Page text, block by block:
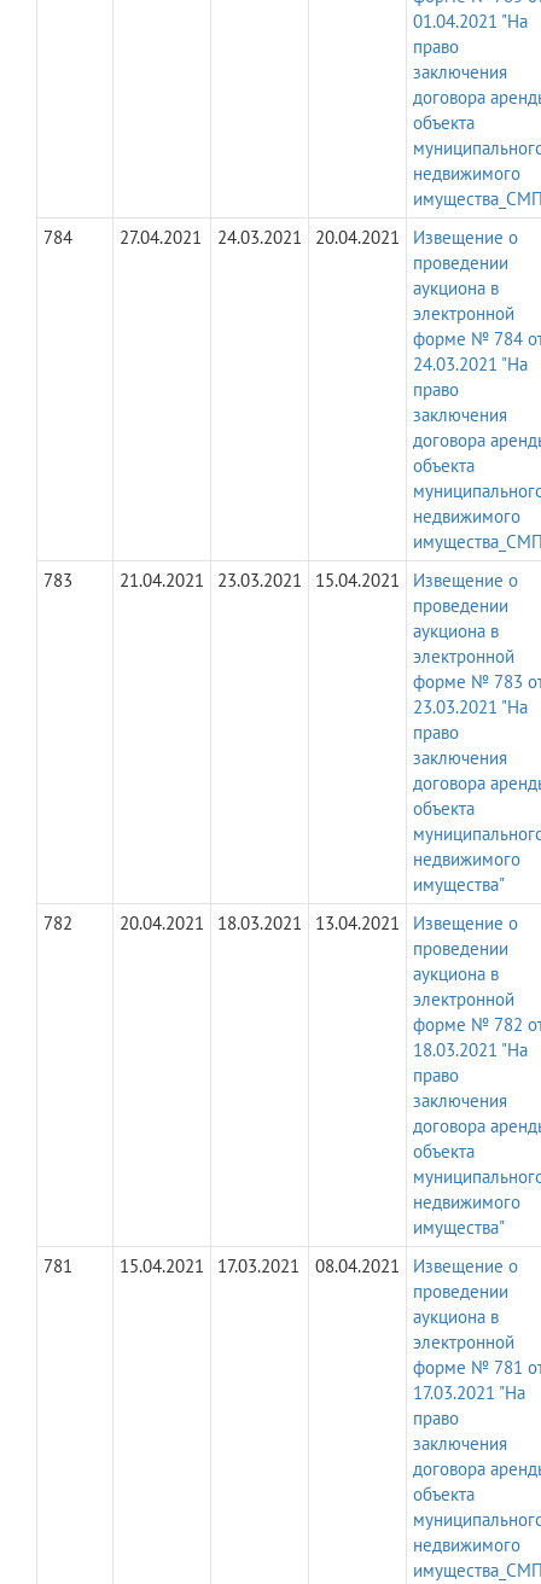
01.04.2021 "На
право
заключения
договора
объекта
недвижимого
784
27.04.2021 24.03.2021 20.04.2021
Извещение о
проведении
аукциона в
электронной
форме № 784
24.03.2021 "На
право
заключения
договора
объекта
недвижимого
783
21.04.2021 23.03.2021 15.04.2021
Извещение о
проведении
аукциона в
электронной
форме № 783
23.03.2021 "На
право
заключения
договора
объекта
недвижимого
имущества"
782
20.04.2021 18.03.2021 13.04.2021
Извещение о
проведении
аукциона в
электронной
форме № 782
18.03.2021 "На
право
заключения
договора
объекта
недвижимого
имущества"
781
15.04.2021 17.03.2021 08.04.2021
Извещение о
проведении
аукциона в
электронной
форме № 781
17.03.2021 "На
право
заключения
договора
объекта
недвижимого